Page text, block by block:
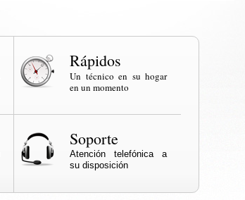
Rápidos
Un técnico en su hogar
en un momento
Soporte
Atención telefónica a
su disposición